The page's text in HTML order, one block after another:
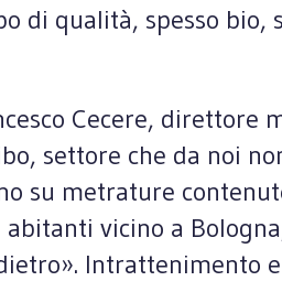
di qualità, spesso bio,
Cecere, direttore
settore che da noi
su metrature
vicino a
Intrattenimento